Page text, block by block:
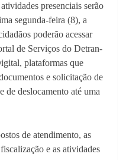
presenciais serão
segunda-feira (8), a
poderão acessar
de Serviços do Detran-
plataformas que
e solicitação de
de deslocamento até uma
de atendimento, as
e as atividades